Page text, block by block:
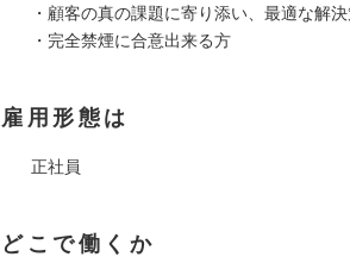
・顧客の真の課題に寄り添い、最適な解
・完全禁煙に合意出来る方
雇用形態は
正社員
どこで働くか